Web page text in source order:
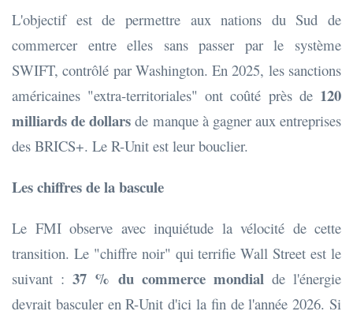
L'objectif est de permettre aux nations du Sud de
commercer entre elles sans passer par le système
SWIFT, contrôlé par Washington. En 2025, les sanctions
américaines "extra-territoriales" ont coûté près de 120
milliards de dollars de manque à gagner aux entreprises
des BRICS+. Le R-Unit est leur bouclier.
Les chiffres de la bascule
Le FMI observe avec inquiétude la vélocité de cette
transition. Le "chiffre noir" qui terrifie Wall Street est le
suivant :37 % du commerce mondialde l'énergie
devrait basculer en R-Unit d'ici la fin de l'année 2026. Si